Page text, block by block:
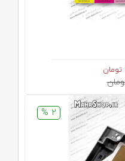
تومان
2 %